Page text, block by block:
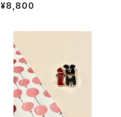
¥8,800